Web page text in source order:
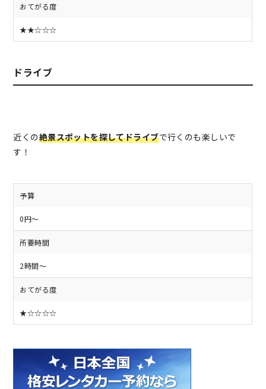
おてがる度
★★☆☆☆
ドライブ
近くの絶景スポットを探してドライブで行くのも楽しいで
す！
予算
0円～
所要時間
2時間～
おてがる度
★☆☆☆☆